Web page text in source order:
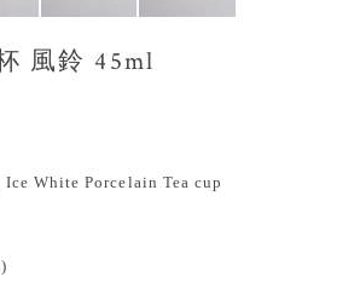
風鈴 45ml
Ice White Porcelain Tea cup